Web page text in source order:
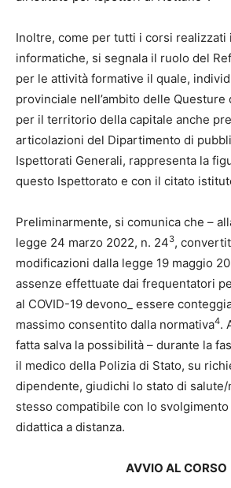
Inoltre, come per tutti i corsi realizzati
informatiche, si segnala il ruolo del
per le attività formative il quale,
provinciale nell’ambito delle
per il territorio della capitale anche
articolazioni del Dipartimento di
Ispettorati Generali, rappresenta la
questo Ispettorato e con il citato
Preliminarmente, si comunica che –
legge 24 marzo 2022, n. 243,
modificazioni dalla legge 19 maggio
assenze effettuate dai frequentatori
al COVID-19 devono_ essere
massimo consentito dalla normativa4.
fatta salva la possibilità – durante la
il medico della Polizia di Stato, su
dipendente, giudichi lo stato di salute/
stesso compatibile con lo svolgimento
didattica a distanza.
AVVIO AL CORSO